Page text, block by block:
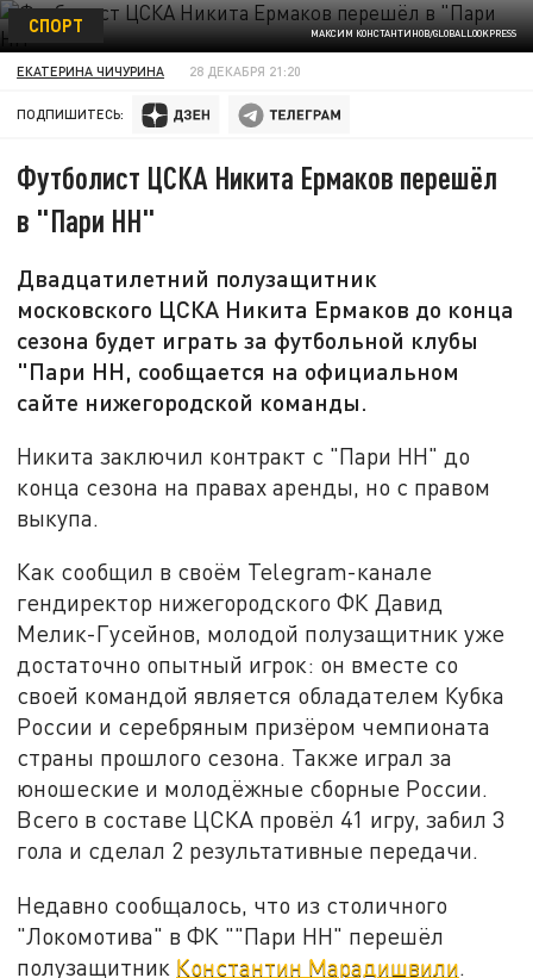
МАКСИМ КОНСТАНТИНОВ/GLOBALLOOKPRESS
СПОРТ
ЕКАТЕРИНА ЧИЧУРИНА 28 ДЕКАБРЯ 21:20
ПОДПИШИТЕСЬ:
Футболист ЦСКА Никита Ермаков перешёл
в "Пари НН"
Двадцатилетний полузащитник
московского ЦСКА Никита Ермаков до конца
сезона будет играть за футбольной клубы
"Пари НН, сообщается на официальном
сайте нижегородской команды.
Никита заключил контракт с "Пари НН" до
конца сезона на правах аренды, но с правом
выкупа.
Как сообщил в своём Telegram-канале
гендиректор нижегородского ФК Давид
Мелик-Гусейнов, молодой полузащитник уже
достаточно опытный игрок: он вместе со
своей командой является обладателем Кубка
России и серебряным призёром чемпионата
страны прошлого сезона. Также играл за
юношеские и молодёжные сборные России.
Всего в составе ЦСКА провёл 41 игру, забил 3
гола и сделал 2 результативные передачи.
Недавно сообщалось, что из столичного
"Локомотива" в ФК ""Пари НН" перешёл
полузащитник Константин Марадишвили.